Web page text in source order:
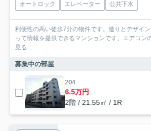
オートロック エレベーター 公共下水
利便性の高い徒歩7分の物件です。造りとデザイ
って情報を提供できるマンションです。エアコン
見る
募集中の部屋
204
6.5万円
2階 / 21.55㎡ / 1R